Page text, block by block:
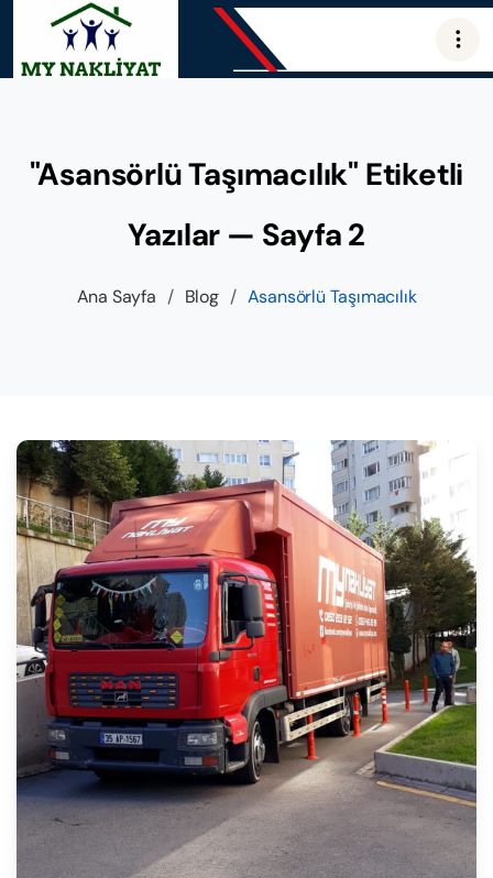
"Asansörlü Taşımacılık" Etiketli
Yazılar — Sayfa 2
Ana Sayfa / Blog / Asansörlü Taşımacılık